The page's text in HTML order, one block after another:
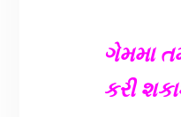
ગેમમા
કરી